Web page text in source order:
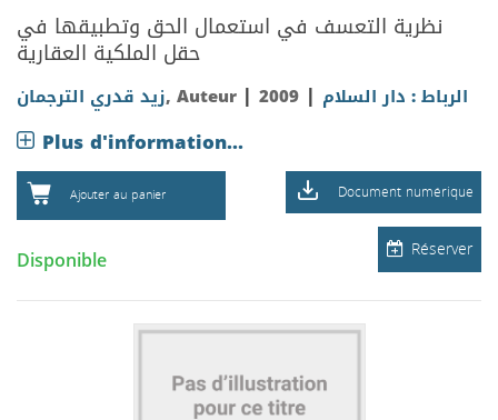
نظرية التعسف في استعمال الحق وتطبيقها في
حقل الملكية العقارية
زيد قدري الترجمان, Auteur | الرباط : دار السلام |
2009
Plus d'information...
Ajouter au panier Document numérique
Réserver
Disponible